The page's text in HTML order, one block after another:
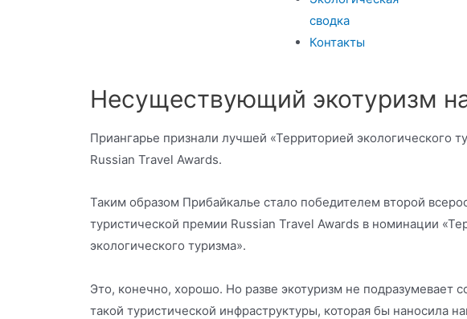
сводка
Контакты
Несуществующий экотуризм
Приангарье признали лучшей «Территорией экологического
Russian Travel Awards.
Таким образом Прибайкалье стало победителем второй
туристической премии Russian Travel Awards в номинации
экологического туризма».
Это, конечно, хорошо. Но разве экотуризм не подразумевает
такой туристической инфраструктуры, которая бы наносила